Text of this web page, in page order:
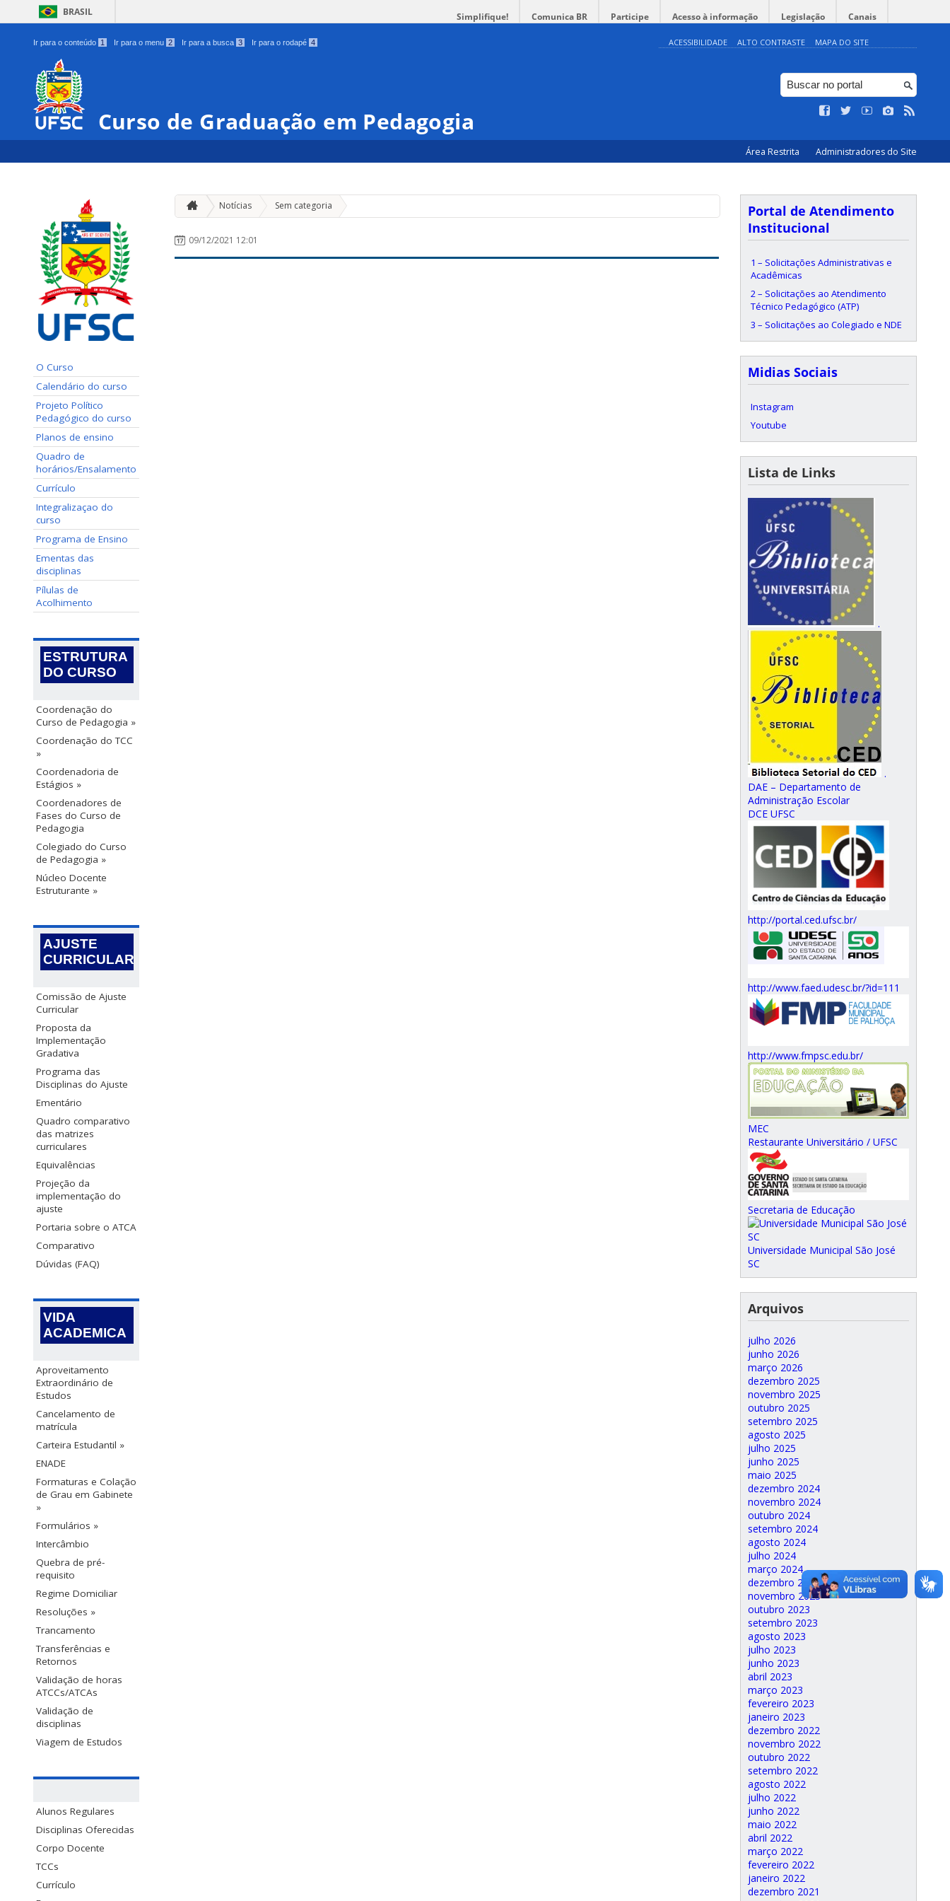
BRASIL Simplifique! Comunica BR Participe Acesso à informação Legislação Canais
Ir para o conteúdo 1 Ir para o menu 2 Ir para a busca 3 Ir para o rodapé 4 ACESSIBILIDADE ALTO CONTRASTE MAPA DO SITE
Curso de Graduação em Pedagogia
Área Restrita Administradores do Site
O Curso
Calendário do curso
Projeto Político
Pedagógico do curso
Planos de ensino
Quadro de
horários/Ensalamento
Currículo
Integralizaçao do
curso
Programa de Ensino
Ementas das
disciplinas
Pílulas de
Acolhimento
ESTRUTURA
DO CURSO
Coordenação do
Curso de Pedagogia »
Coordenação do TCC
»
Coordenadoria de
Estágios »
Coordenadores de
Fases do Curso de
Pedagogia
Colegiado do Curso
de Pedagogia »
Núcleo Docente
Estruturante »
AJUSTE
CURRICULAR
Comissão de Ajuste
Curricular
Proposta da
Implementação
Gradativa
Programa das
Disciplinas do Ajuste
Ementário
Quadro comparativo
das matrizes
curriculares
Equivalências
Projeção da
implementação do
ajuste
Portaria sobre o ATCA
Comparativo
Dúvidas (FAQ)
VIDA
ACADEMICA
Aproveitamento
Extraordinário de
Estudos
Cancelamento de
matrícula
Carteira Estudantil »
ENADE
Formaturas e Colação
de Grau em Gabinete
»
Formulários »
Intercâmbio
Quebra de pré-
requisito
Regime Domiciliar
Resoluções »
Trancamento
Transferências e
Retornos
Validação de horas
ATCCs/ATCAs
Validação de
disciplinas
Viagem de Estudos
Alunos Regulares
Disciplinas Oferecidas
Corpo Docente
TCCs
Currículo
Notícias Sem categoria »
09/12/2021 12:01
Portal de Atendimento
Institucional
1 – Solicitações Administrativas e
Acadêmicas
2 – Solicitações ao Atendimento
Técnico Pedagógico (ATP)
3 – Solicitações ao Colegiado e NDE
Midias Sociais
Instagram
Youtube
Lista de Links
.
.
DAE – Departamento de
Administração Escolar
DCE UFSC
http://portal.ced.ufsc.br/
http://www.faed.udesc.br/?id=111
http://www.fmpsc.edu.br/
MEC
Restaurante Universitário / UFSC
Secretaria de Educação
Universidade Municipal São José
SC
Arquivos
julho 2026
junho 2026
março 2026
dezembro 2025
novembro 2025
outubro 2025
setembro 2025
agosto 2025
julho 2025
junho 2025
maio 2025
dezembro 2024
novembro 2024
outubro 2024
setembro 2024
agosto 2024
julho 2024
março 2024
dezembro 2023
novembro 2023
outubro 2023
setembro 2023
agosto 2023
julho 2023
junho 2023
abril 2023
março 2023
fevereiro 2023
janeiro 2023
dezembro 2022
novembro 2022
outubro 2022
setembro 2022
agosto 2022
julho 2022
junho 2022
maio 2022
abril 2022
março 2022
fevereiro 2022
janeiro 2022
dezembro 2021